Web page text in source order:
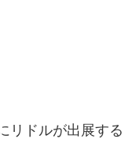
リドルが出展する